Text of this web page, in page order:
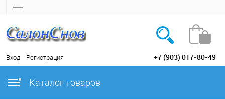
Вход Регистрация +7 (903) 017-80-49
Каталог товаров